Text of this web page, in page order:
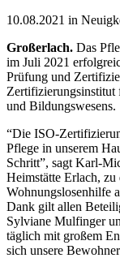
10.08.2021 in
Großerlach. Das
im Juli 2021
Prüfung und
Zertifizierungsinstitut
und Bildungswesens.
“Die ISO-
Pflege in unserem
Schritt”, sagt Karl-
Heimstätte Erlach, zu
Wohnungslosenhilfe
Dank gilt allen
Sylviane Mulfinger
täglich mit großem
sich unsere